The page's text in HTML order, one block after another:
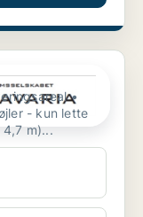
4,7 m)...